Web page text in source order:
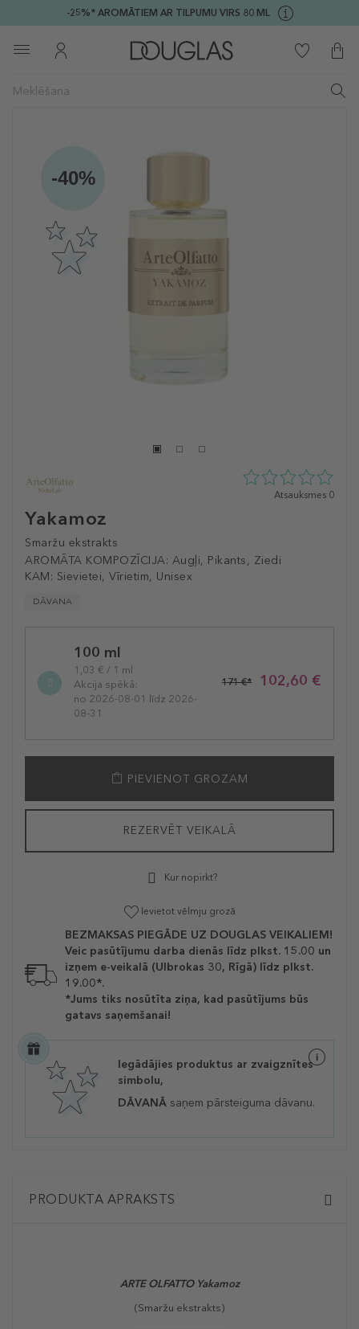
-25%* AROMĀTIEM AR TILPUMU VIRS 80 ML
-40%
Yakamoz
Smaržu ekstrakts
AROMĀTA KOMPOZĪCIJA: Augļi, Pikants, Ziedi
KAM: Sievietei, Vīrietim, Unisex
DĀVANA
0
0
Atsauksmes 0
variation100 ml
1,03 € / 1 ml
Akcija spēkā:
no 2026-08-01 līdz 2026-
08-31
102,60 €
171 €*
PIEVIENOT GROZAM
REZERVĒT VEIKALĀ
Kur nopirkt?
Ievietot vēlmju grozā
BEZMAKSAS PIEGĀDE UZ DOUGLAS VEIKALIEM!
Veic pasūtījumu darba dienās līdz plkst. 15.00 un
izņem e-veikalā (Ulbrokas 30, Rīgā) līdz plkst.
19.00*.
*Jums tiks nosūtīta ziņa, kad pasūtījums būs
gatavs saņemšanai!
Iegādājies produktus ar zvaigznītes
simbolu,
DĀVANĀ saņem pārsteiguma dāvanu.
PRODUKTA APRAKSTS
ARTE OLFATTO Yakamoz
(Smaržu ekstrakts)